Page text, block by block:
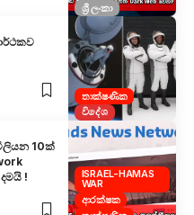
ශ්‍රී ලංකා
තාක්ෂණික
විදේශ
ISRAEL-HAMAS
WAR
ආරක්ෂක
10ක්
!